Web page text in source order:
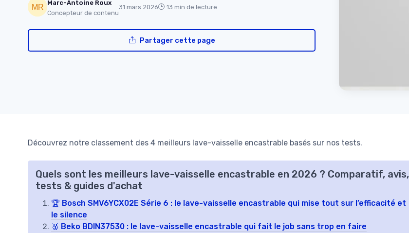
Marc-Antoine Roux
Concepteur de contenu
31 mars 2026 13 min de lecture
Partager cette page
Découvrez notre classement des 4 meilleurs lave-vaisselle encastrable basés sur nos tests.
Quels sont les meilleurs lave-vaisselle encastrable en 2026 ? Comparatif, avis,
tests & guides d'achat
🏆 Bosch SMV6YCX02E Série 6 : le lave-vaisselle encastrable qui mise tout sur l’efficacité et
le silence
🥈 Beko BDIN37530 : le lave-vaisselle encastrable qui fait le job sans trop en faire